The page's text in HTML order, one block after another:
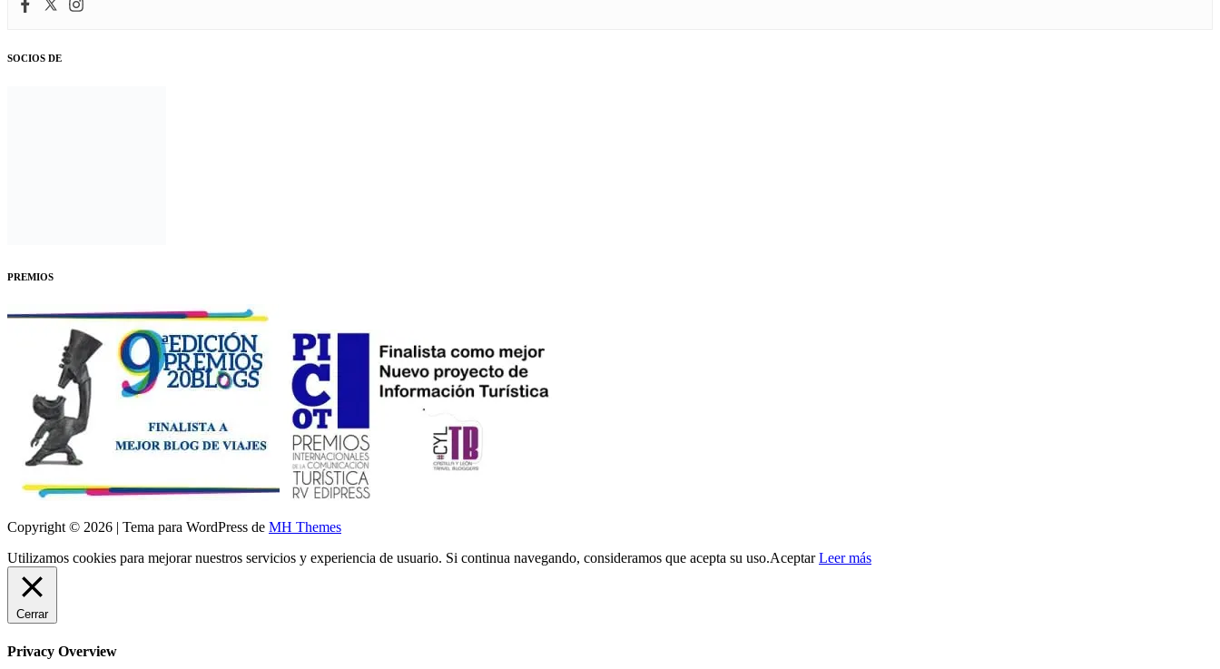
SOCIOS DE
PREMIOS
Copyright © 2026 | Tema para WordPress de MH Themes
Utilizamos cookies para mejorar nuestros servicios y experiencia de usuario. Si continua navegando, consideramos que acepta su uso.Aceptar Leer más
Cerrar
Privacy Overview